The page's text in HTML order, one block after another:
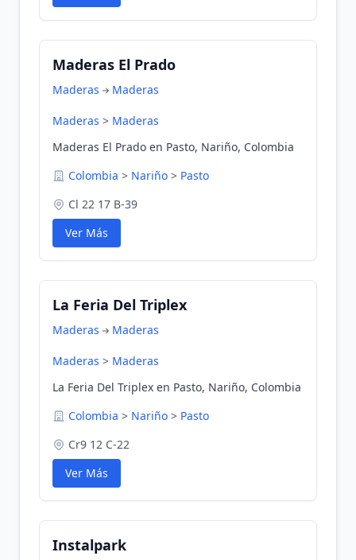
Maderas El Prado
Maderas Maderas
Maderas > Maderas
Maderas El Prado en Pasto, Nariño, Colombia
Colombia > Nariño > Pasto
Cl 22 17 B-39
Ver Más
La Feria Del Triplex
Maderas Maderas
Maderas > Maderas
La Feria Del Triplex en Pasto, Nariño, Colombia
Colombia > Nariño > Pasto
Cr9 12 C-22
Ver Más
Instalpark